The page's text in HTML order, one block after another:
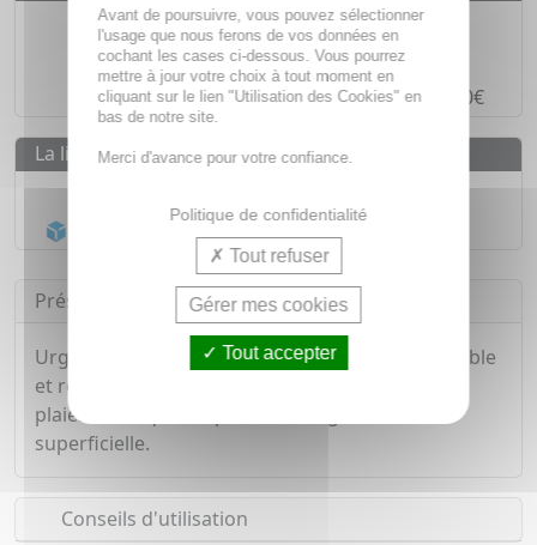
Des prixIMBATTABLES
Paiement en ligneSÉCURISÉ
Paiement en4 fois sans fraisà partir de 30€
La livraison
Acheminement Chronoposten 24h*
Présentation
Urgostérile est un pansement non tissé, extensible
et recommandé pour une protection raide des
plaies telles que les plaies chirurgicales ou
superficielle.
Conseils d'utilisation
Avant de poursuivre, vous pouvez sélectionner
l'usage que nous ferons de vos données en
cochant les cases ci-dessous. Vous pourrez
mettre à jour votre choix à tout moment en
cliquant sur le lien "Utilisation des Cookies" en
bas de notre site.
Merci d'avance pour votre confiance.
Politique de confidentialité
Tout refuser
Gérer mes cookies
Tout accepter